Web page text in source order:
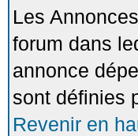
Les
forum dans
annonce
sont définies
Revenir en